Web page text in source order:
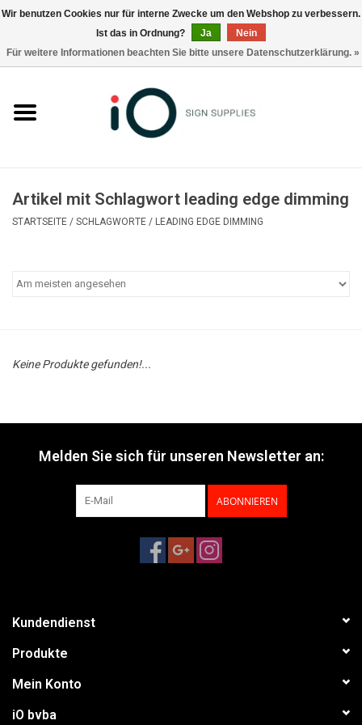
Marken
Artikel mit Schlagwort leading edge dimming
STARTSEITE / SCHLAGWORTE / LEADING EDGE DIMMING
Keine Produkte gefunden!...
Melden Sie sich für unseren Newsletter an:
ABONNIEREN
Kundendienst
Produkte
Mein Konto
iO bvba
Wir benutzen Cookies nur für interne Zwecke um den Webshop zu verbessern.
Ist das in Ordnung?
Ja
Nein
Für weitere Informationen beachten Sie bitte unsere Datenschutzerklärung. »